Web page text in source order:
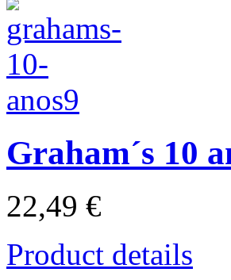
Graham´s 10
22,49 €
Product details